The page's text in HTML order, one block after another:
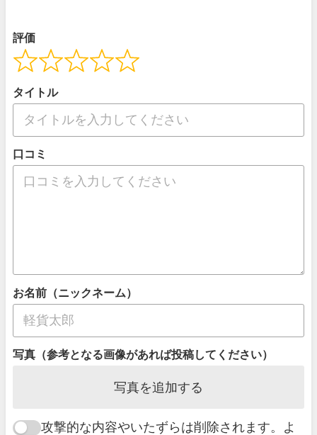
評価
タイトル
口コミ
お名前（ニックネーム）
写真（参考となる画像があれば投稿してください）
写真を追加する
攻撃的な内容やいたずらは削除されます。よ